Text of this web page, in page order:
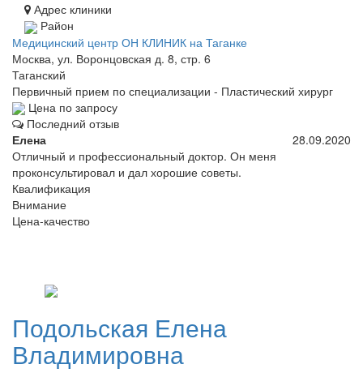
Адрес клиники
Район
Медицинский центр ОН КЛИНИК на Таганке
Москва, ул. Воронцовская д. 8, стр. 6
Таганский
Первичный прием по специализации - Пластический хирург
Цена по запросу
Последний отзыв
Елена
28.09.2020
Отличный и профессиональный доктор. Он меня
проконсультировал и дал хорошие советы.
Квалификация
Внимание
Цена-качество
Подольская Елена
Владимировна